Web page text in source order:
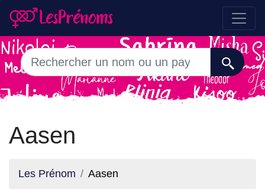
Aasen
Les Prénom Aasen